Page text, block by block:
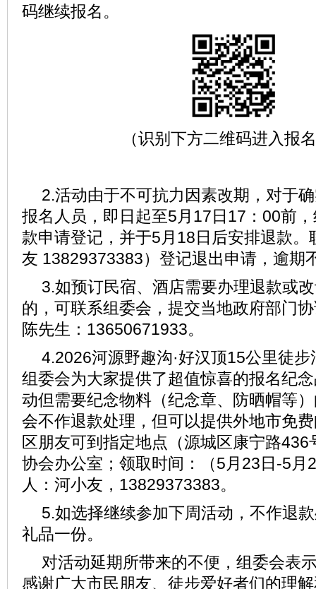
码继续报名。
（识别下方二维码进入报
2.活动由于不可抗力因素改期，对于
报名人员，即日起至5月17日17：00前
款申请登记，并于5月18日后安排退款。
友 13829373383）登记退出申请，逾期
3.如预订民宿、酒店需要办理退款或
的，可联系组委会，提交当地政府部门
陈先生：13650671933。
4.2026河源野趣沟·好汉顶15公里徒
组委会为大家提供了超值惊喜的报名纪
动但需要纪念物料（纪念章、防晒帽等
会不作退款处理，但可以提供外地市免
区朋友可到指定地点（源城区康宁路436
协会办公室；领取时间：（5月23日-5月
人：河小友，13829373383。
5.如选择继续参加下周活动，不作退
礼品一份。
对活动延期所带来的不便，组委会表
感谢广大市民朋友、徒步爱好者们的理